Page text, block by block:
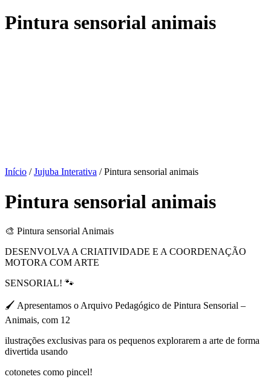
Pintura sensorial animais
Início /Jujuba Interativa / Pintura sensorial animais
Pintura sensorial animais
🎨 Pintura sensorial Animais
DESENVOLVA A CRIATIVIDADE E A COORDENAÇÃO
MOTORA COM ARTE
SENSORIAL! 🐾
🖌 Apresentamos o Arquivo Pedagógico de Pintura Sensorial –
Animais, com 12
ilustrações exclusivas para os pequenos explorarem a arte de forma
divertida usando
cotonetes como pincel!